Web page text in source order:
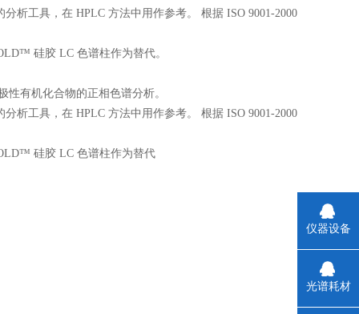
析工具，在 HPLC 方法中用作参考。 根据 ISO 9001-2000
硅胶 LC 色谱柱作为替代。
有机化合物的正相色谱分析。
析工具，在 HPLC 方法中用作参考。 根据 ISO 9001-2000
硅胶 LC 色谱柱作为替代
仪器设备
光谱耗材